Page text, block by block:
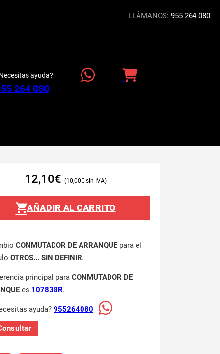
LLÁMANOS: 955 264 080
ayuda?
264 080
12,10€ 10,00€
AÑADIR AL CARRITO
CONMUTADOR DE ARRANQUE para el
OTROS... SIN DEFINIR.
principal para CONMUTADOR DE
es 107838R.
ayuda? 955264080